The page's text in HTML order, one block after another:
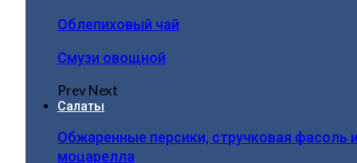
Облепиховый чай
Смузи овощной
PrevNext
Салаты
Обжаренные персики, стручковая фасоль
моцарелла